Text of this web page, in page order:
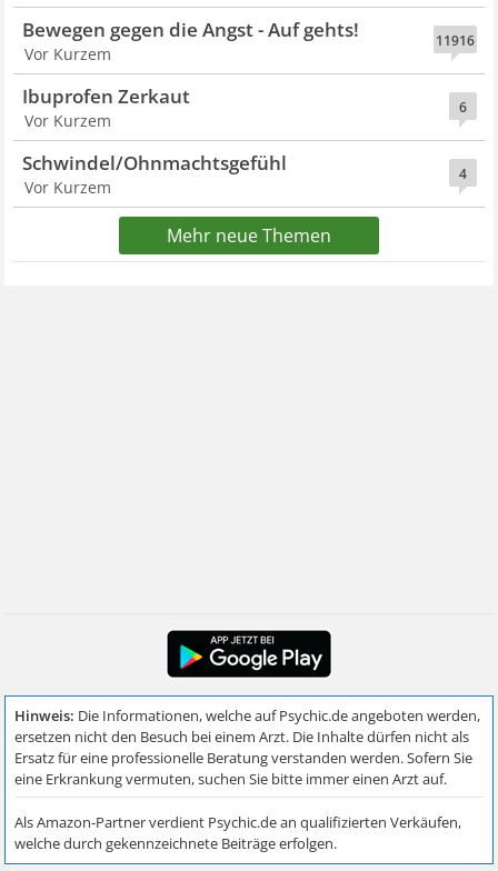
11916
Bewegen gegen die Angst - Auf gehts!
Vor Kurzem
6
Ibuprofen Zerkaut
Vor Kurzem
4
Schwindel/Ohnmachtsgefühl
Vor Kurzem
Mehr neue Themen